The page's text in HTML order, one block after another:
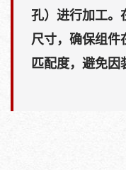
孔）进行加工。
尺寸，确保组件
匹配度，避免因